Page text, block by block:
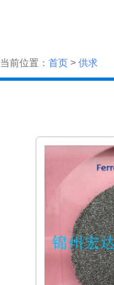
当前位置： 首页 > 供求